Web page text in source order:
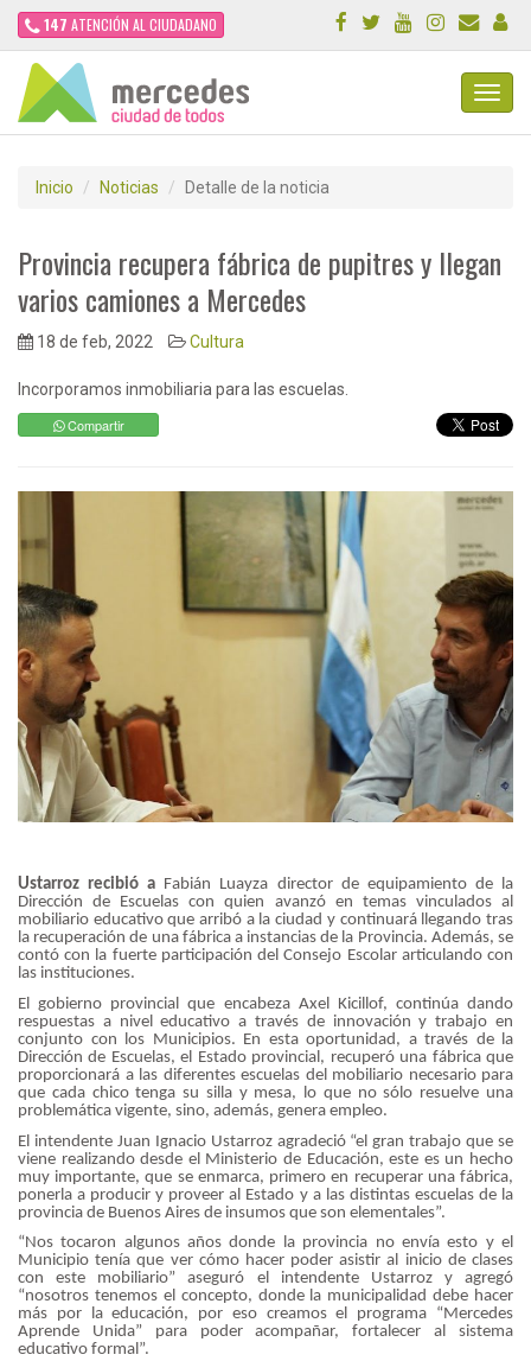
147 ATENCIÓN AL CIUDADANO
Inicio Noticias Detalle de la noticia
Provincia recupera fábrica de pupitres y llegan
varios camiones a Mercedes
18 de feb, 2022 Cultura
Incorporamos inmobiliaria para las escuelas.
Compartir
Ustarroz recibió a Fabián Luayza director de equipamiento de la
Dirección de Escuelas con quien avanzó en temas vinculados al
mobiliario educativo que arribó a la ciudad y continuará llegando tras
la recuperación de una fábrica a instancias de la Provincia. Además, se
contó con la fuerte participación del Consejo Escolar articulando con
las instituciones.
El gobierno provincial que encabeza Axel Kicillof, continúa dando
respuestas a nivel educativo a través de innovación y trabajo en
conjunto con los Municipios. En esta oportunidad, a través de la
Dirección de Escuelas, el Estado provincial, recuperó una fábrica que
proporcionará a las diferentes escuelas del mobiliario necesario para
que cada chico tenga su silla y mesa, lo que no sólo resuelve una
problemática vigente, sino, además, genera empleo.
El intendente Juan Ignacio Ustarroz agradeció “el gran trabajo que se
viene realizando desde el Ministerio de Educación, este es un hecho
muy importante, que se enmarca, primero en recuperar una fábrica,
ponerla a producir y proveer al Estado y a las distintas escuelas de la
provincia de Buenos Aires de insumos que son elementales”.
“Nos tocaron algunos años donde la provincia no envía esto y el
Municipio tenía que ver cómo hacer poder asistir al inicio de clases
con este mobiliario” aseguró el intendente Ustarroz y agregó
“nosotros tenemos el concepto, donde la municipalidad debe hacer
más por la educación, por eso creamos el programa “Mercedes
Aprende Unida” para poder acompañar, fortalecer al sistema
educativo formal”.